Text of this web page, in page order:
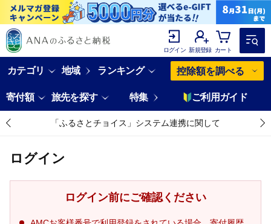
ログイン 新規登録 カート
カテゴリ 地域 ランキング 控除額を調べる
寄付額 旅先を探す 特集 ご利用ガイド
「ふるさとチョイス」システム連携に関して
ログイン
ログイン前にご確認ください